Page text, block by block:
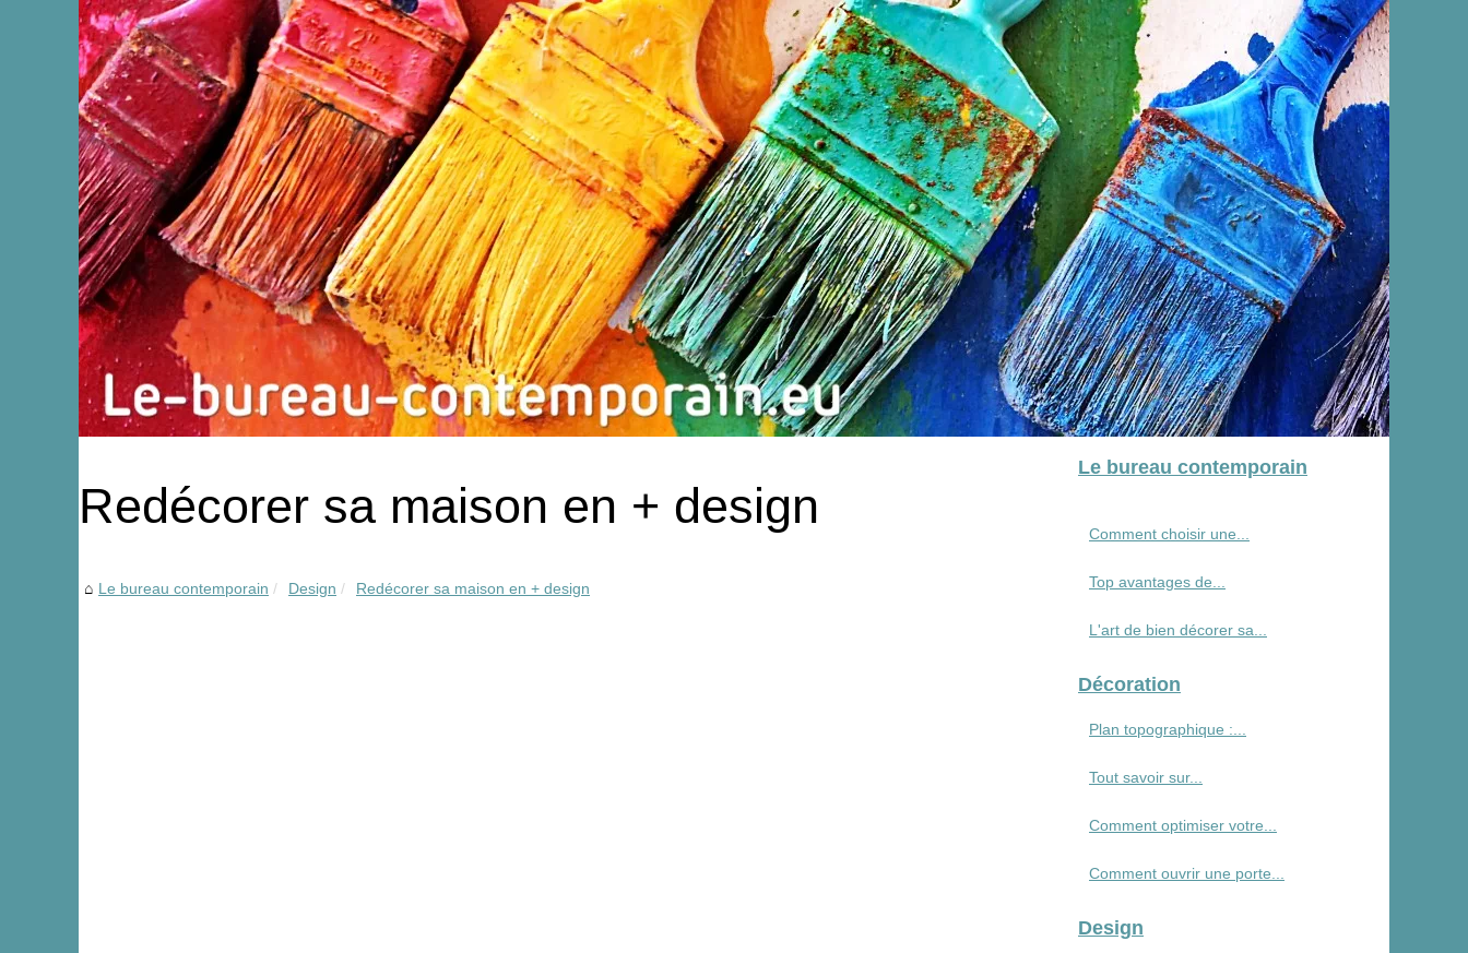
Redécorer sa maison en + design
Le bureau contemporain Design Redécorer sa maison en + design
Le bureau contemporain
Comment choisir une...
Top avantages de...
L'art de bien décorer sa...
Décoration
Plan topographique :...
Tout savoir sur...
Comment optimiser votre...
Comment ouvrir une porte...
Design